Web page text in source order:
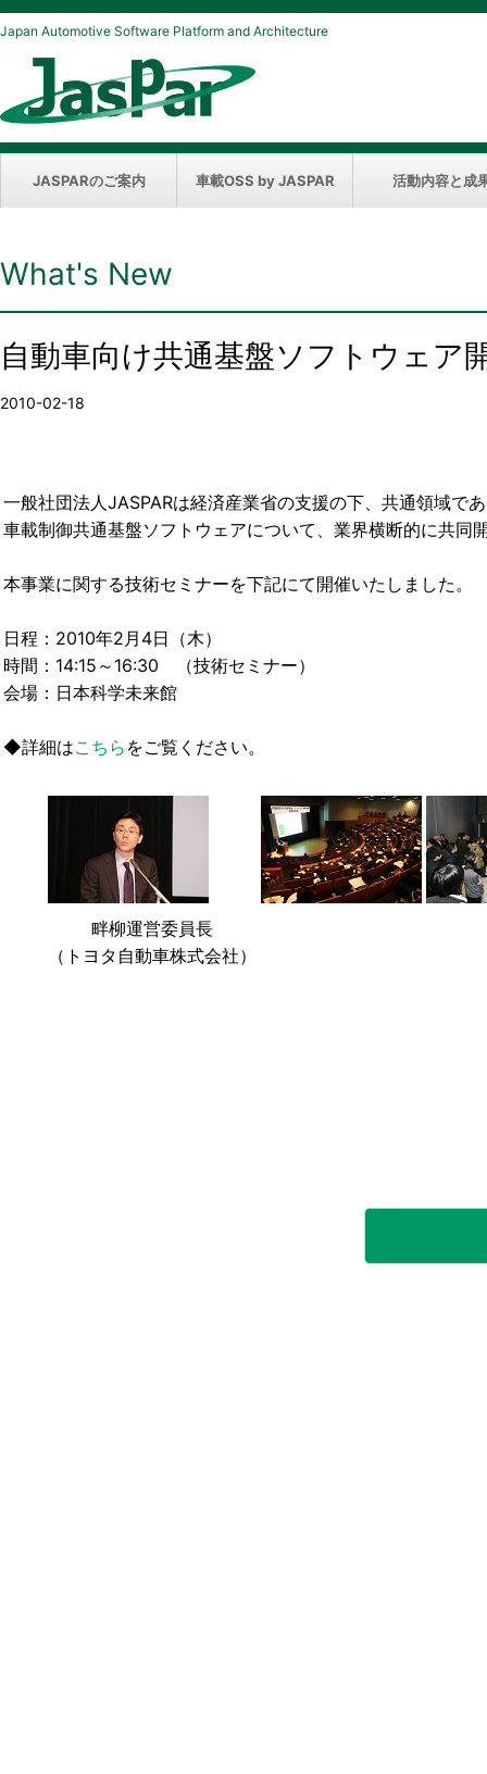
Japan Automotive Software Platform and Architecture
JASPARのご案内 車載OSS by JASPAR 活動内容と成
What's New
自動車向け共通基盤ソフトウェ
2010-02-18
一般社団法人JASPARは経済産業省の支援の下、共通領域で
車載制御共通基盤ソフトウェアについて、業界横断的に共同
本事業に関する技術セミナーを下記にて開催いたしました。
日程：2010年2月4日（木）
時間：14:15～16:30 （技術セミナー）
会場：日本科学未来館
◆詳細はこちら をご覧ください。
畔柳運営委員長
（トヨタ自動車株式会社）